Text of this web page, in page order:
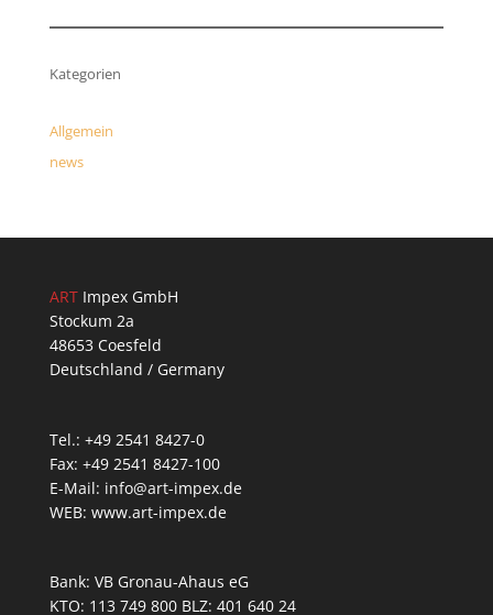
Kategorien
Allgemein
news
ARTImpex GmbH
Stockum 2a
48653 Coesfeld
Deutschland / Germany
Tel.: +49 2541 8427-0
Fax: +49 2541 8427-100
E-Mail: info@art-impex.de
WEB: www.art-impex.de
Bank: VB Gronau-Ahaus eG
KTO: 113 749 800 BLZ: 401 640 24